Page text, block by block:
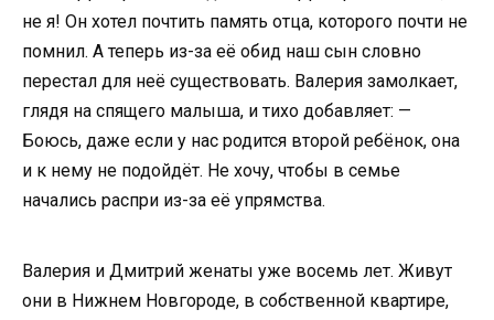
не я! Он хотел почтить память отца, которого почти не
помнил. А теперь из-за её обид наш сын словно
перестал для неё существовать. Валерия замолкает,
глядя на спящего малыша, и тихо добавляет: —
Боюсь, даже если у нас родится второй ребёнок, она
и к нему не подойдёт. Не хочу, чтобы в семье
начались распри из-за её упрямства.
Валерия и Дмитрий женаты уже восемь лет. Живут
они в Нижнем Новгороде, в собственной квартире,